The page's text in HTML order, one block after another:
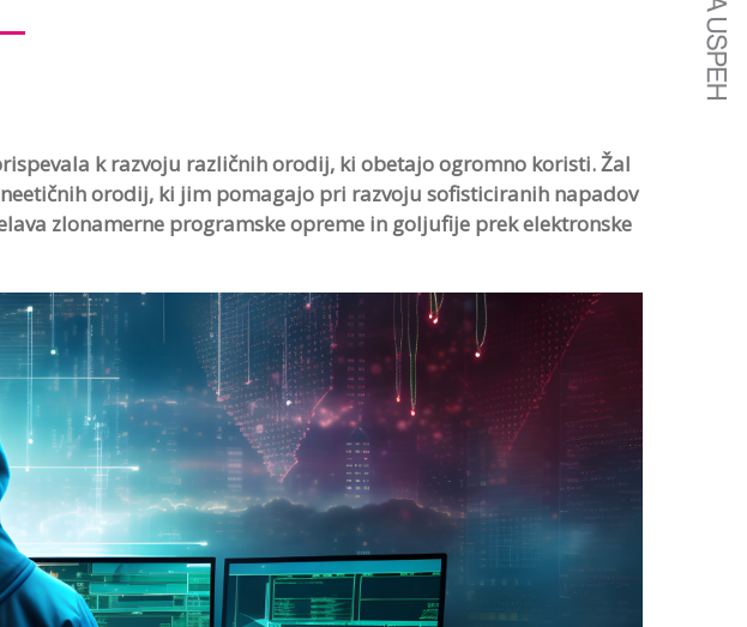
k razvoju različnih orodij, ki obetajo ogromno koristi. Žal
orodij, ki jim pomagajo pri razvoju sofisticiranih napadov
zlonamerne programske opreme in goljufije prek elektronske